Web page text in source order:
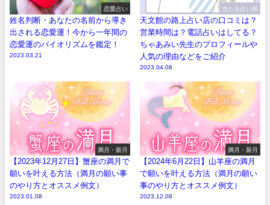
恋愛占い
姓名判断・あなたの名前から導き
出される恋愛運！今から一年間の
恋愛運のバイオリズムを鑑定！
2023.03.21
当たる占い師
天文館の路上占い店の口コミは？
営業時間は？電話占いはしてる？
ちゃあみい先生のプロフィールや
人気の理由などをご紹介
2023.04.08
満月・新月
【2023年12月27日】蟹座の満月で
願いを叶える方法（満月の願い事
のやり方とオススメ例文）
2023.01.08
満月・新月
【2024年6月22日】山羊座の満月
で願いを叶える方法（満月の願い
事のやり方とオススメ例文）
2023.12.08